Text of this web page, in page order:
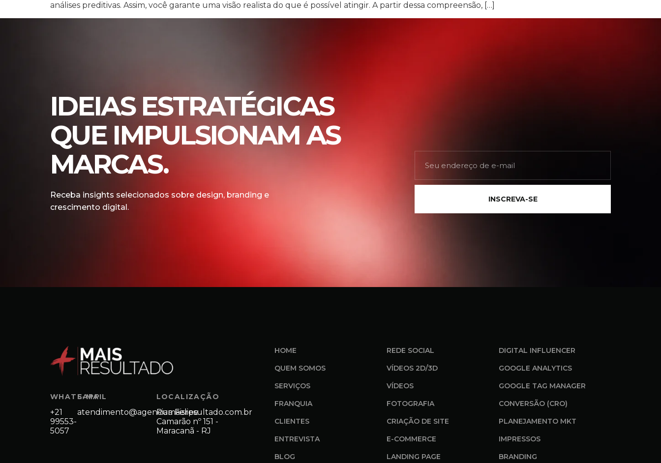
análises preditivas. Assim, você garante uma visão realista do que é possível atingir. A partir dessa compreensão, […]
IDEIAS ESTRATÉGICAS
QUE IMPULSIONAM AS
MARCAS.
Receba insights selecionados sobre design, branding e
crescimento digital.
INSCREVA-SE
WHATSAPP
+21
99553-
5057
E-MAIL
atendimento@agenciamaisresultado.com.br
LOCALIZAÇÃO
Rua Felipe
Camarão nº 151 -
Maracanã - RJ
HOME
QUEM SOMOS
SERVIÇOS
FRANQUIA
CLIENTES
ENTREVISTA
BLOG
REDE SOCIAL
VÍDEOS 2D/3D
VÍDEOS
FOTOGRAFIA
CRIAÇÃO DE SITE
E-COMMERCE
LANDING PAGE
DIGITAL INFLUENCER
GOOGLE ANALYTICS
GOOGLE TAG MANAGER
CONVERSÃO (CRO)
PLANEJAMENTO MKT
IMPRESSOS
BRANDING